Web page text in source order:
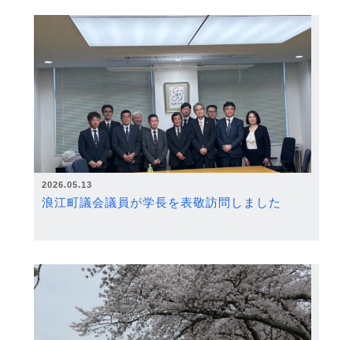
2026.05.13
浪江町議会議員が学長を表敬訪問しました